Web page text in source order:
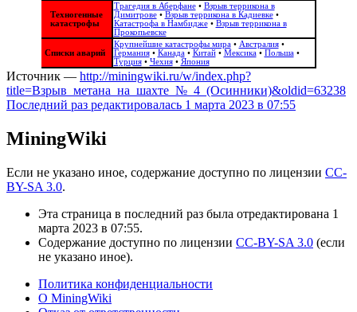
Техногенные
катастрофы
Трагедия в Аберфане• Взрыв террикона в
Димитрове• Взрыв террикона в Кадиевке•
Катастрофа в Намбидже• Взрыв террикона в
Прокопьевске
Списки аварий
Крупнейшие катастрофы мира• Австралия•
Германия• Канада• Китай• Мексика• Польша•
Турция• Чехия• Япония
Источник — http://miningwiki.ru/w/index.php?
title=Взрыв_метана_на_шахте_№_4_(Осинники)&oldid=63238
Последний раз редактировалась 1 марта 2023 в 07:55
MiningWiki
Если не указано иное, содержание доступно по лицензии CC-
BY-SA 3.0.
Эта страница в последний раз была отредактирована 1
марта 2023 в 07:55.
Содержание доступно по лицензии CC-BY-SA 3.0 (если
не указано иное).
Политика конфиденциальности
О MiningWiki